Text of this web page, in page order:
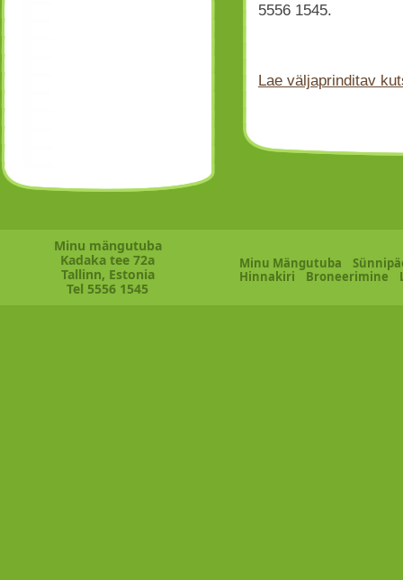
5556 1545.
Lae väljaprinditav
Minu mängutuba
Kadaka tee 72a
Tallinn, Estonia
Tel 5556 1545
Minu Mängutuba
Hinnakiri
Broneerimine